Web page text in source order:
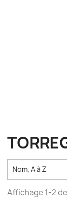
Nom, A à Z
Affichage 1-2